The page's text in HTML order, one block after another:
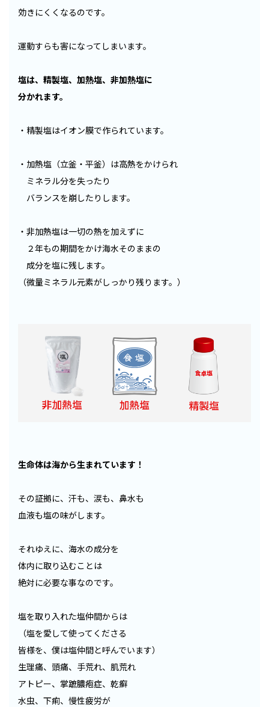
効きにくくなるのです。
運動すらも害になってしまいます。
塩は、精製塩、加熱塩、非加熱塩に
分かれます。
・精製塩はイオン膜で作られています。
・加熱塩（立釜・平釜）は高熱をかけられ
ミネラル分を失ったり
バランスを崩したりします。
・非加熱塩は一切の熱を加えずに
２年もの期間をかけ海水そのままの
成分を塩に残します。
（微量ミネラル元素がしっかり残ります。）
生命体は海から生まれています！
その証拠に、汗も、涙も、鼻水も
血液も塩の味がします。
それゆえに、海水の成分を
体内に取り込むことは
絶対に必要な事なのです。
塩を取り入れた塩仲間からは
（塩を愛して使ってくださる
皆様を、僕は塩仲間と呼んでいます）
生理痛、頭痛、手荒れ、肌荒れ
アトピー、掌蹠膿疱症、乾癬
水虫、下痢、慢性疲労が